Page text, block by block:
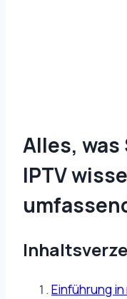
Alles, was
IPTV
Einführung in